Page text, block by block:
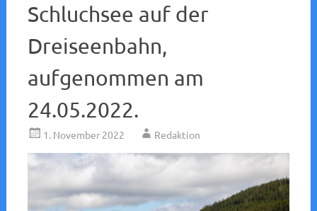
Schluchsee auf der
Dreiseenbahn,
aufgenommen am
24.05.2022.
1. November 2022 Redaktion